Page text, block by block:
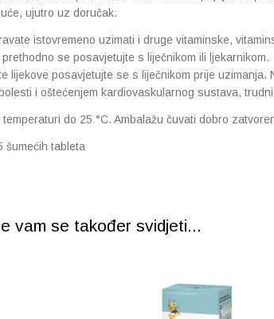
ujutro uz doručak.
istovremeno uzimati i druge vitaminske,
se posavjetujte s liječnikom ili ljekarnikom.
lijekove posavjetujte se s liječnikom prije uzimanja.
i oštećenjem kardiovaskularnog sustava,
do 25 °C. Ambalažu čuvati dobro
šumećih tableta
vam se također svidjeti...